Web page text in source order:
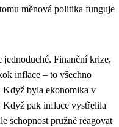
měnová politika funguje
Finanční krize,
inflace – to všechno
Když byla ekonomika v
Když pak inflace vystřelila
schopnost pružně reagovat